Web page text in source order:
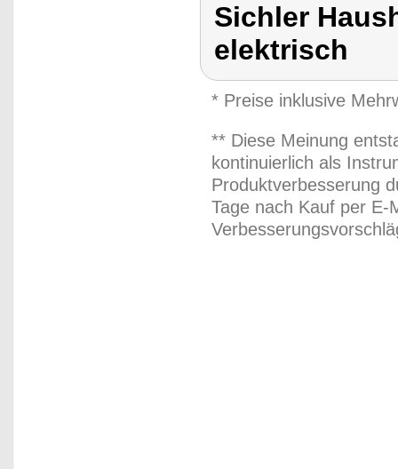
Sichler
elektrisch
* Preise inklusive
** Diese Meinung
kontinuierlich als
Produktverbesserung
Tage nach Kauf per E-